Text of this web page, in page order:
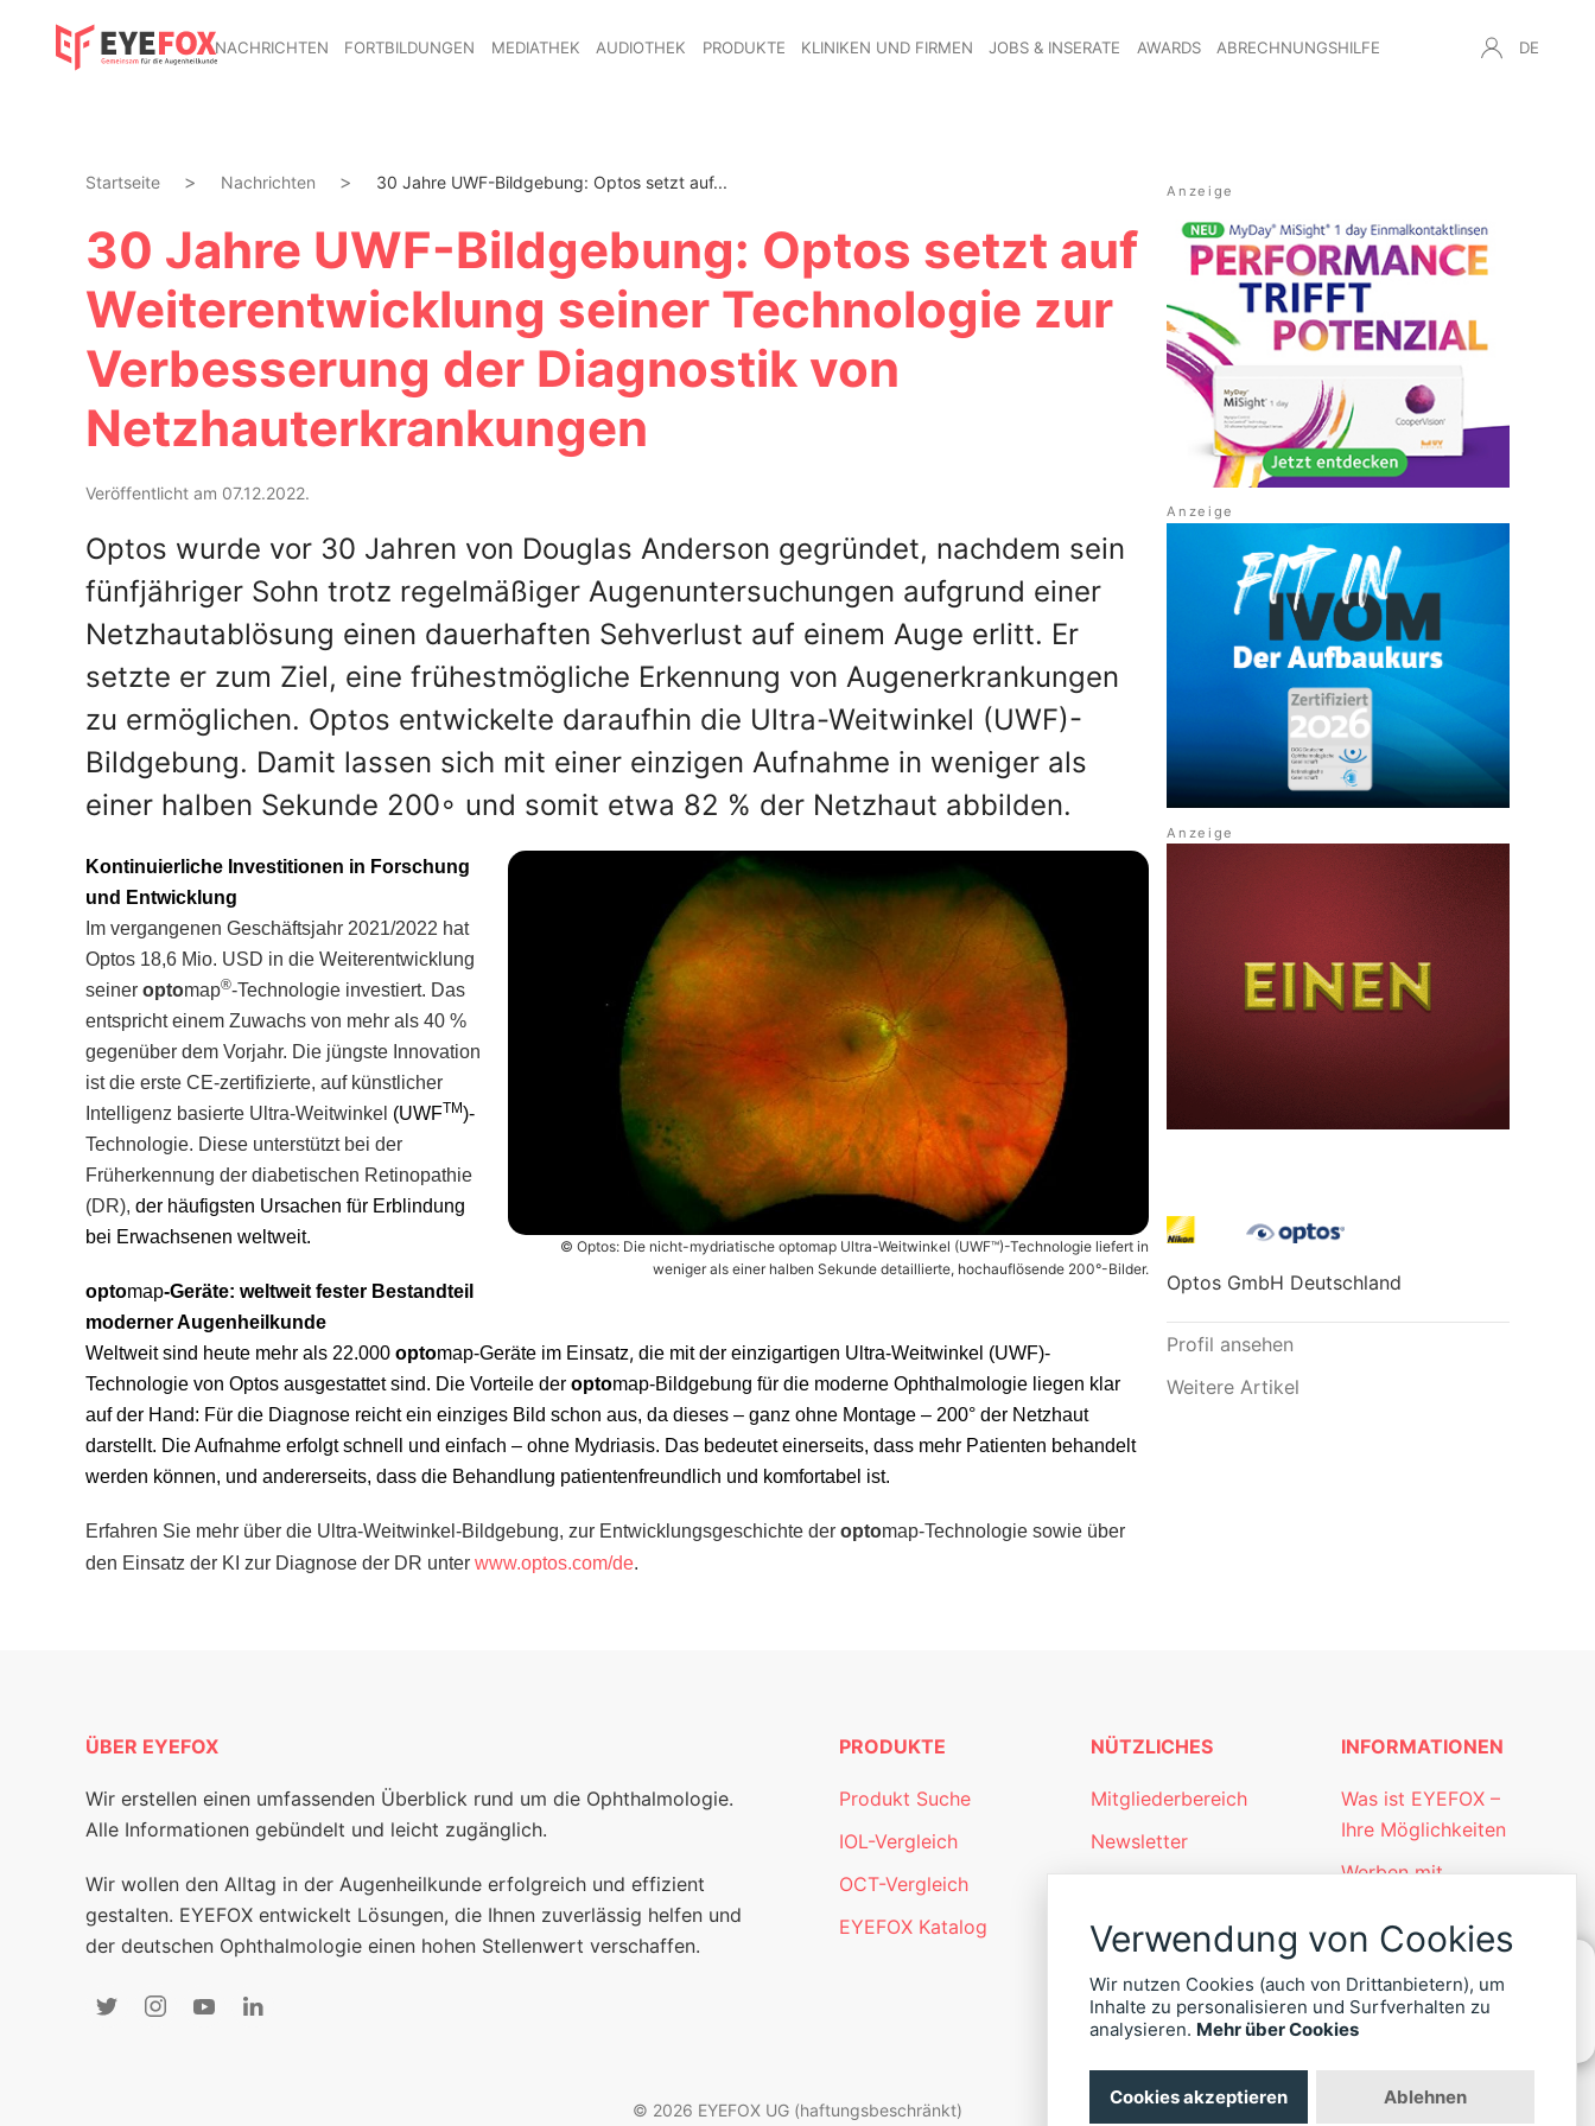
NACHRICHTEN FORTBILDUNGEN MEDIATHEK AUDIOTHEK PRODUKTE KLINIKEN UND FIRMEN JOBS & INSERATE AWARDS ABRECHNUNGSHILFE DE
Startseite Nachrichten 30 Jahre UWF-Bildgebung: Optos setzt auf...
30 Jahre UWF-Bildgebung: Optos setzt auf
Weiterentwicklung seiner Technologie zur
Verbesserung der Diagnostik von
Netzhauterkrankungen
Veröffentlicht am 07.12.2022.
Optos wurde vor 30 Jahren von Douglas Anderson gegründet, nachdem sein
fünfjähriger Sohn trotz regelmäßiger Augenuntersuchungen aufgrund einer
Netzhautablösung einen dauerhaften Sehverlust auf einem Auge erlitt. Er
setzte er zum Ziel, eine frühestmögliche Erkennung von Augenerkrankungen
zu ermöglichen. Optos entwickelte daraufhin die Ultra-Weitwinkel (UWF)-
Bildgebung. Damit lassen sich mit einer einzigen Aufnahme in weniger als
einer halben Sekunde 200◦ und somit etwa 82 % der Netzhaut abbilden.
© Optos: Die nicht-mydriatische optomap Ultra-Weitwinkel (UWF™)-Technologie liefert in
weniger als einer halben Sekunde detaillierte, hochauflösende 200°-Bilder.
Kontinuierliche Investitionen in Forschung
und Entwicklung
Im vergangenen Geschäftsjahr 2021/2022 hat
Optos 18,6 Mio. USD in die Weiterentwicklung
seiner optomap®-Technologie investiert. Das
entspricht einem Zuwachs von mehr als 40 %
gegenüber dem Vorjahr. Die jüngste Innovation
ist die erste CE-zertifizierte, auf künstlicher
Intelligenz basierte Ultra-Weitwinkel (UWFTM)-
Technologie. Diese unterstützt bei der
Früherkennung der diabetischen Retinopathie
(DR), der häufigsten Ursachen für Erblindung
bei Erwachsenen weltweit.
optomap-Geräte: weltweit fester Bestandteil
moderner Augenheilkunde
Weltweit sind heute mehr als 22.000 optomap-Geräte im Einsatz, die mit der einzigartigen Ultra-Weitwinkel (UWF)-
Technologie von Optos ausgestattet sind. Die Vorteile der optomap-Bildgebung für die moderne Ophthalmologie liegen klar
auf der Hand: Für die Diagnose reicht ein einziges Bild schon aus, da dieses – ganz ohne Montage – 200° der Netzhaut
darstellt. Die Aufnahme erfolgt schnell und einfach – ohne Mydriasis. Das bedeutet einerseits, dass mehr Patienten behandelt
werden können, und andererseits, dass die Behandlung patientenfreundlich und komfortabel ist.
Erfahren Sie mehr über die Ultra-Weitwinkel-Bildgebung, zur Entwicklungsgeschichte der optomap-Technologie sowie über
den Einsatz der KI zur Diagnose der DR unter www.optos.com/de.
Optos GmbH Deutschland
Profil ansehen
Weitere Artikel
ÜBER EYEFOX
Wir erstellen einen umfassenden Überblick rund um die Ophthalmologie.
Alle Informationen gebündelt und leicht zugänglich.
Wir wollen den Alltag in der Augenheilkunde erfolgreich und effizient
gestalten. EYEFOX entwickelt Lösungen, die Ihnen zuverlässig helfen und
der deutschen Ophthalmologie einen hohen Stellenwert verschaffen.
PRODUKTE
Produkt Suche
IOL-Vergleich
OCT-Vergleich
EYEFOX Katalog
NÜTZLICHES
Mitgliederbereich
Newsletter
INFORMATIONEN
Was ist EYEFOX –
Ihre Möglichkeiten
Werben mit
Kontakt
Datenschutz
Impressum
© 2026 EYEFOX UG (haftungsbeschränkt)
Verwendung von Cookies
Wir nutzen Cookies (auch von Drittanbietern), um
Inhalte zu personalisieren und Surfverhalten zu
analysieren. Mehr über Cookies
Cookies akzeptieren Ablehnen